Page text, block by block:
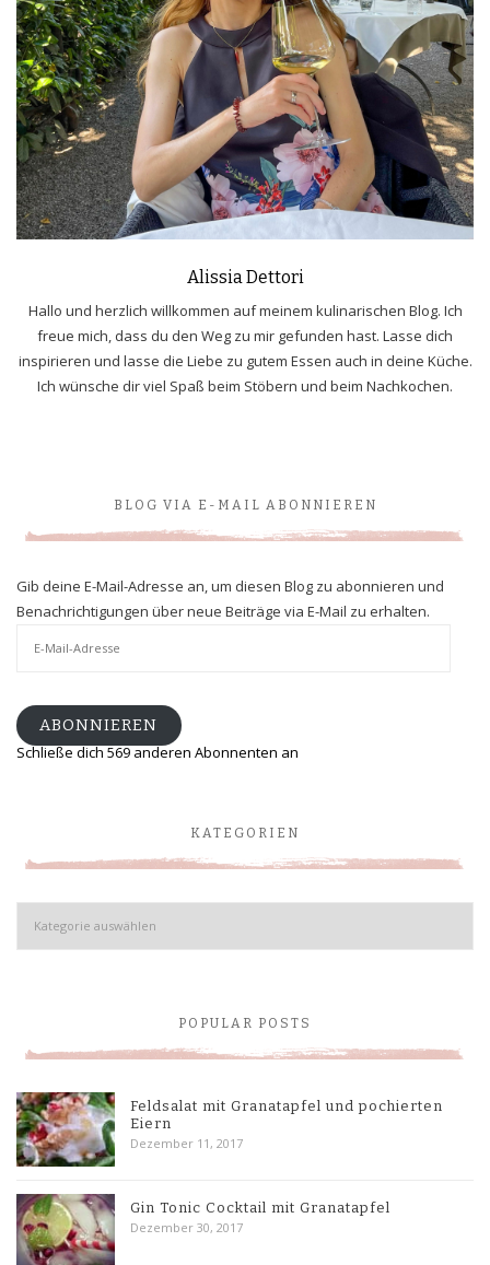
Alissia Dettori
Hallo und herzlich willkommen auf meinem kulinarischen Blog. Ich
freue mich, dass du den Weg zu mir gefunden hast. Lasse dich
inspirieren und lasse die Liebe zu gutem Essen auch in deine Küche.
Ich wünsche dir viel Spaß beim Stöbern und beim Nachkochen.
BLOG VIA E-MAIL ABONNIEREN
Gib deine E-Mail-Adresse an, um diesen Blog zu abonnieren und
Benachrichtigungen über neue Beiträge via E-Mail zu erhalten.
ABONNIEREN
Schließe dich 569 anderen Abonnenten an
KATEGORIEN
Kategorien
POPULAR POSTS
Feldsalat mit Granatapfel und pochierten
Eiern
Dezember 11, 2017
Gin Tonic Cocktail mit Granatapfel
Dezember 30, 2017